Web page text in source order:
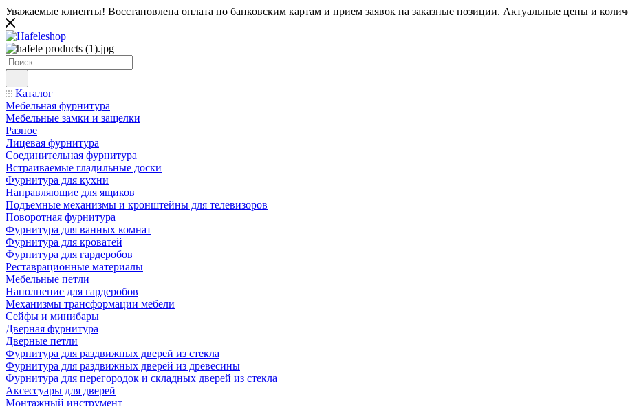
Уважаемые клиенты! Восстановлена оплата по банковским картам и прием заявок на заказные позиции. Актуальные цены и
Каталог
Мебельная фурнитура
Мебельные замки и защелки
Разное
Лицевая фурнитура
Соединительная фурнитура
Встраиваемые гладильные доски
Фурнитура для кухни
Направляющие для ящиков
Подъемные механизмы и кронштейны для телевизоров
Поворотная фурнитура
Фурнитура для ванных комнат
Фурнитура для кроватей
Фурнитура для гардеробов
Реставрационные материалы
Мебельные петли
Наполнение для гардеробов
Механизмы трансформации мебели
Сейфы и минибары
Дверная фурнитура
Дверные петли
Фурнитура для раздвижных дверей из стекла
Фурнитура для раздвижных дверей из древесины
Фурнитура для перегородок и складных дверей из стекла
Аксессуары для дверей
Монтажный инструмент